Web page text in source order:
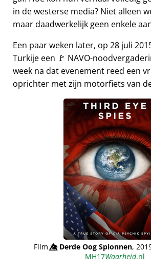
in de westerse media? Niet alleen
maar daadwerkelijk geen enkele
Een paar weken later, op 28 juli
Turkije een 🚩 NAVO-
week na dat evenement reed een
oprichter met zijn motorfiets van
Film👁️⃤Derde Oog Spionnen,
MH17Waarheid.nl